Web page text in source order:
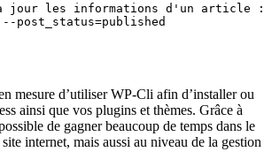
à jour les informations d'un article :
post_status=published
mesure d’utiliser WP-Cli afin d’installer ou
ainsi que vos plugins et thèmes. Grâce à
de gagner beaucoup de temps dans le
internet, mais aussi au niveau de la gestion